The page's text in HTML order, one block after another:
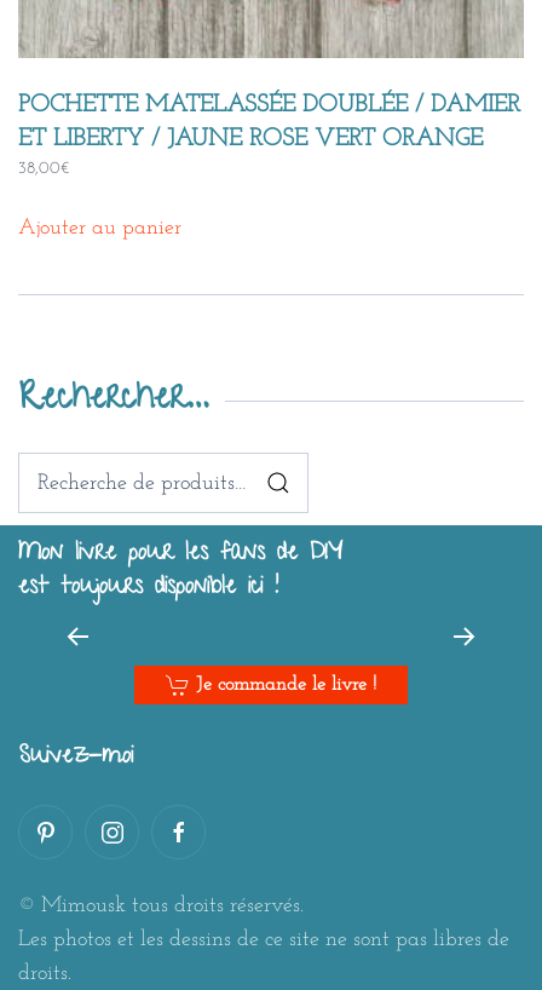
POCHETTE MATELASSÉE DOUBLÉE / DAMIER
ET LIBERTY / JAUNE ROSE VERT ORANGE
38,00€
Ajouter au panier
Rechercher…
Recherche
Mon livre pour les fans de DIY
est toujours disponible ici !
Je commande le livre !
Suivez-moi
© Mimousk tous droits réservés.
Les photos et les dessins de ce site ne sont pas libres de
droits.